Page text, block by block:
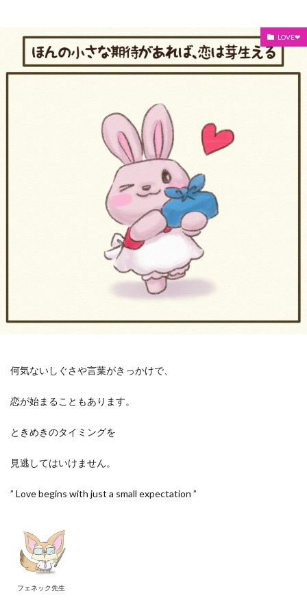
LOVE❤
何気ないしぐさや言葉がきっかけで、
恋が始まることもあります。
ときめきのタイミングを
見逃してはいけません。
” Love begins with just a small expectation ”
フェネック先生